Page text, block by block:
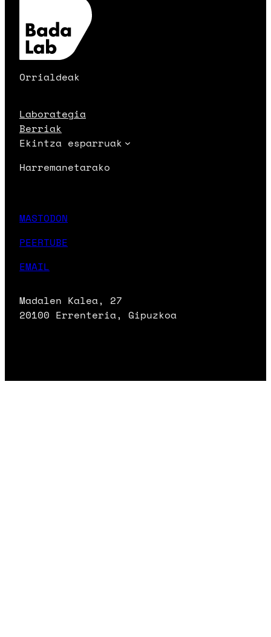
Orrialdeak
Laborategia
Berriak
Ekintza esparruak
Harremanetarako
MASTODON
PEERTUBE
EMAIL
Madalen Kalea, 27
20100 Errenteria, Gipuzkoa